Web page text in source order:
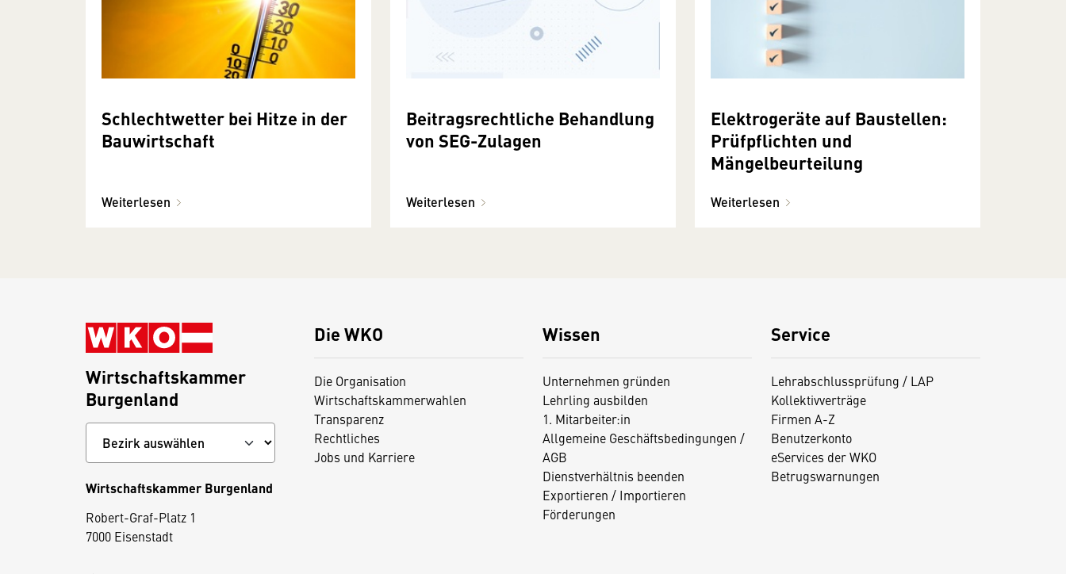
Schlechtwetter bei Hitze in der
Bauwirtschaft
Weiterlesen
Beitragsrechtliche Behandlung
von SEG-Zulagen
Weiterlesen
Elektrogeräte auf Baustellen:
Prüfpflichten und
Mängelbeurteilung
Weiterlesen
Die WKO
Die Organisation
Wirtschaftskammerwahlen
Transparenz
Rechtliches
Jobs und Karriere
Wissen
Unternehmen gründen
Lehrling ausbilden
1. Mitarbeiter:in
Allgemeine Geschäftsbedingungen /
AGB
Dienstverhältnis beenden
Exportieren / Importieren
Förderungen
Service
Lehrabschlussprüfung / LAP
Kollektivverträge
Firmen A-Z
Benutzerkonto
eServices der WKO
Betrugswarnungen
Wirtschaftskammer
Burgenland
Wirtschaftskammer Burgenland
Robert-Graf-Platz 1
7000 Eisenstadt